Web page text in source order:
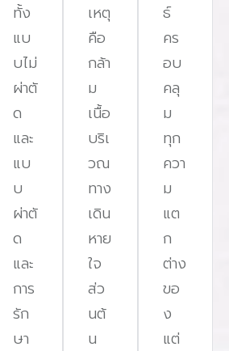
ทั้ง
แบ
บไม่
ผ่าตั
ด
และ
แบ
บ
ผ่าตั
ด
และ
การ
รัก
ษา
เหตุ
คือ
กล้า
ม
เนื้อ
บริเ
วณ
ทาง
เดิน
หาย
ใจ
ส่ว
นต้
น
ธ์
คร
อบ
คลุ
ม
ทุก
ควา
ม
แต
ก
ต่าง
ขอ
ง
แต่